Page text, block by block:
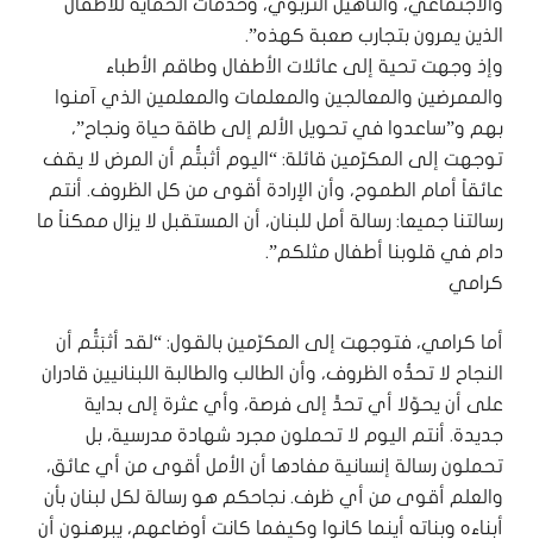
والاجتماعي، والتأهيل التربوي، وخدمات الحماية للأطفال
الذين يمرون بتجارب صعبة كهذه”.
وإذ وجهت تحية إلى عائلات الأطفال وطاقم الأطباء
والممرضين والمعالجين والمعلمات والمعلمين الذي آمنوا
بهم و”ساعدوا في تحويل الألم إلى طاقة حياة ونجاح”،
توجهت إلى المكرّمين قائلة: “اليوم أثبتُّم أن المرض لا يقف
عائقاً أمام الطموح، وأن الإرادة أقوى من كل الظروف. أنتم
رسالتنا جميعا: رسالة أمل للبنان، أن المستقبل لا يزال ممكناً ما
دام في قلوبنا أطفال مثلكم”.
كرامي
أما كرامي، فتوجهت إلى المكرّمين بالقول: “لقد أثبَتُّم أن
النجاح لا تحدُّه الظروف، وأن الطالب والطالبة اللبنانيين قادران
على أن يحوّلا أي تحدٍّ إلى فرصة، وأي عثرة إلى بداية
جديدة. أنتم اليوم لا تحملون مجرد شهادة مدرسية، بل
تحملون رسالة إنسانية مفادها أن الأمل أقوى من أي عائق،
والعلم أقوى من أي ظرف. ‏نجاحكم هو رسالة لكل لبنان بأن
أبناءه وبناته أينما كانوا وكيفما كانت أوضاعهم، يبرهنون أن